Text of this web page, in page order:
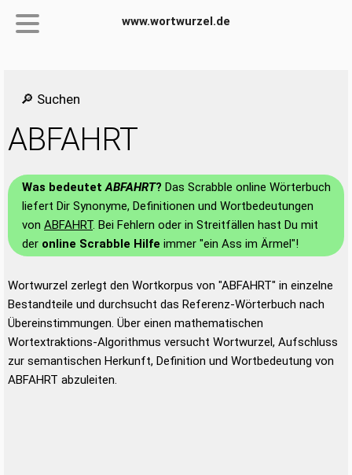
www.wortwurzel.de
🔎 Suchen
ABFAHRT
Was bedeutetABFAHRT? Das Scrabble online Wörterbuch
liefert Dir Synonyme, Definitionen und Wortbedeutungen
von ABFAHRT. Bei Fehlern oder in Streitfällen hast Du mit
der online Scrabble Hilfe immer "ein Ass im Ärmel"!
Wortwurzel zerlegt den Wortkorpus von "ABFAHRT" in einzelne
Bestandteile und durchsucht das Referenz-Wörterbuch nach
Übereinstimmungen. Über einen mathematischen
Wortextraktions-Algorithmus versucht Wortwurzel, Aufschluss
zur semantischen Herkunft, Definition und Wortbedeutung von
ABFAHRT abzuleiten.